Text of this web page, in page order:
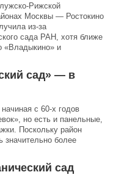
Рижской
Москвы — Ростокино
из-за
сада РАН, хотя ближе
«Владыкино» и
сад» — в
с 60-х годов
но есть и панельные,
Поскольку район
значительно более
сад